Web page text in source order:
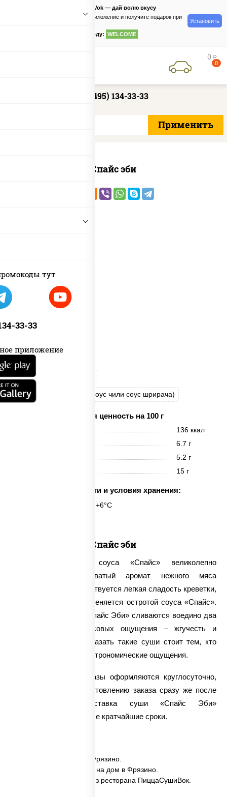
тут
33-33
приложение
PizzaSushiWok — дай волю вкусу
Скачайте приложение и получите подарок при
по промокоду: WELCOME
Установить
0 руб
0
+7 (495) 134-33-33
Спайс эби
рис
соус "Спайс" (майонез соус чили соус шрирача)
Пищевая ценность на 100 г
136 ккал
6.7 г
5.2 г
15 г
Срок годности и условия хранения:
6 часов при t° от +2°C до +6°C
Спайс эби
Жгуче-острый вкус соуса «Спайс» великолепно
подчеркивает сладковатый аромат нежного мяса
креветки. Сначала чувствуется легкая сладость креветки,
которая постепенно оттеняется остротой соуса «Спайс».
Фактически, в суши «Спайс Эби» сливаются воедино два
противоположных вкусовых ощущения – жгучесть и
сладость. Поэтому заказать такие суши стоит тем, кто
ценит оригинальные гастрономические ощущения.
Нашей компанией заказы оформляются круглосуточно,
мы приступаем к приготовлению заказа сразу же после
его получения. Доставка суши «Спайс Эби»
осуществляется в самые кратчайшие сроки.
✅ Спайс эби заказать в Фрязино.
✅ Спайс эби с доставкой на дом в Фрязино.
✅ Спайс эби в Фрязино из ресторана ПиццаСушиВок.